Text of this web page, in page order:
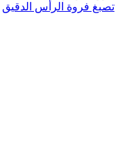
تصبغ فروة الرأس الدقيق